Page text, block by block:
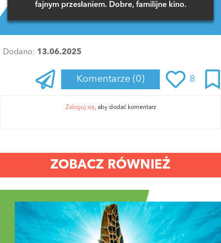
fajnym przesłaniem. Dobre, familijne kino.
Dodano: 13.06.2025
Komentarze (0) 8
Zaloguj się, aby dodać komentarz
ZOBACZ RÓWNIEŻ